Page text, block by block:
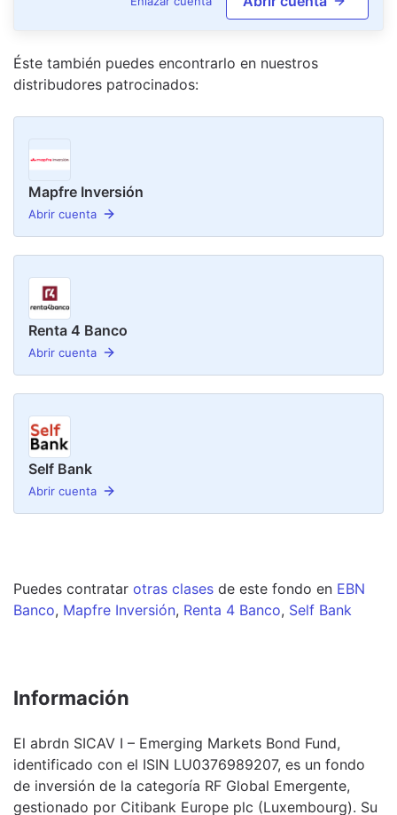
Éste también puedes encontrarlo en nuestros
distribudores patrocinados:
Mapfre Inversión
Abrir cuenta
Renta 4 Banco
Abrir cuenta
Self Bank
Abrir cuenta
Puedes contratar otras clases de este fondo en EBN
Banco, Mapfre Inversión, Renta 4 Banco, Self Bank
Información
El abrdn SICAV I – Emerging Markets Bond Fund,
identificado con el ISIN LU0376989207, es un fondo
de inversión de la categoría RF Global Emergente,
gestionado por Citibank Europe plc (Luxembourg). Su